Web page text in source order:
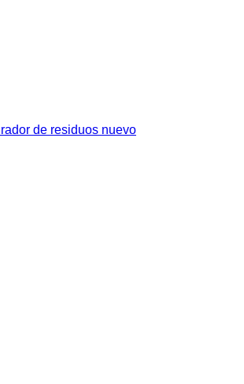
de residuos nuevo